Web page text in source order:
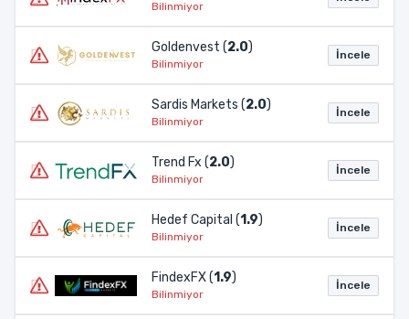
Bilinmiyor
Goldenvest (2.0)
Bilinmiyor
İncele
Sardis Markets (2.0)
Bilinmiyor
İncele
Trend Fx (2.0)
Bilinmiyor
İncele
Hedef Capital (1.9)
Bilinmiyor
İncele
FindexFX (1.9)
Bilinmiyor
İncele